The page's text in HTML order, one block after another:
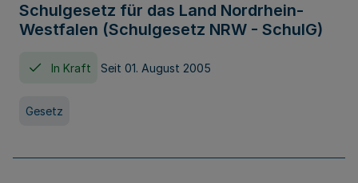
Schulgesetz für das Land Nordrhein-
Westfalen (Schulgesetz NRW - SchulG)
In Kraft Seit 01. August 2005
Gesetz